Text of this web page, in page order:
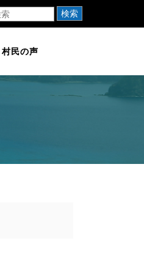
検索
村民の声